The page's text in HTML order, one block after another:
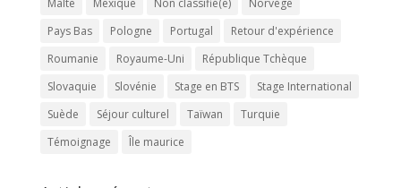
Pays Bas
Pologne Portugal
Retour d'expérience
Roumanie
Royaume-Uni
République Tchèque
Slovaquie
Slovénie Stage en BTS
Stage International
Suède
Séjour culturel Taïwan
Turquie
Témoignage
Île maurice